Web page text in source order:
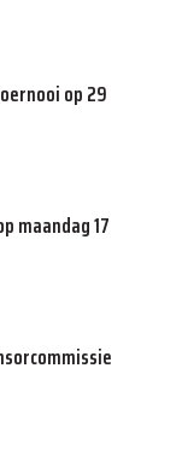
op 29
maandag 17